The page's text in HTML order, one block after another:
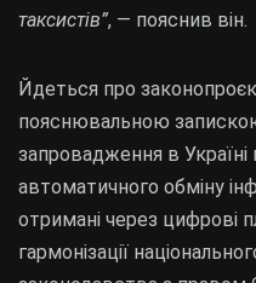
таксистів”, — пояснив він.
Йдеться про
пояснювальною
запровадження в
автоматичного обміну
отримані через цифрові
гармонізації